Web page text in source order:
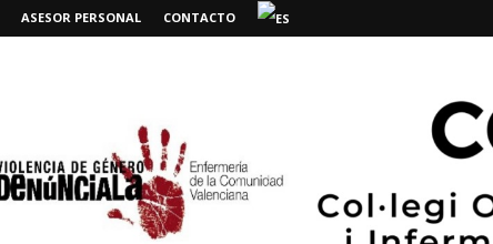
ASESOR PERSONAL CONTACTO